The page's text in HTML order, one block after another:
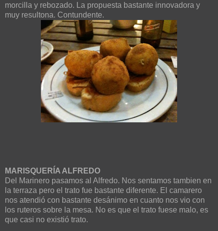
morcilla y rebozado. La propuesta bastante innovadora y
muy resultona. Contundente.
MARISQUERÍA ALFREDO
Del Marinero pasamos al Alfredo. Nos sentamos tambien en
la terraza pero el trato fue bastante diferente. El camarero
nos atendió con bastante desánimo en cuanto nos vio con
los ruteros sobre la mesa. No es que el trato fuese malo, es
que casi no existió trato.